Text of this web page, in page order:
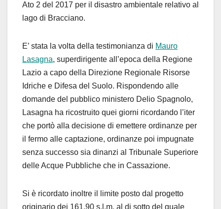
Ato 2 del 2017 per il disastro ambientale relativo al
lago di Bracciano.
E’ stata la volta della testimonianza di Mauro
Lasagna, superdirigente all’epoca della Regione
Lazio a capo della Direzione Regionale Risorse
Idriche e Difesa del Suolo. Rispondendo alle
domande del pubblico ministero Delio Spagnolo,
Lasagna ha ricostruito quei giorni ricordando l’iter
che portò alla decisione di emettere ordinanze per
il fermo alle captazione, ordinanze poi impugnate
senza successo sia dinanzi al Tribunale Superiore
delle Acque Pubbliche che in Cassazione.
Si è ricordato inoltre il limite posto dal progetto
originario dei 161,90 s.l.m. al di sotto del quale